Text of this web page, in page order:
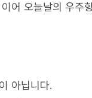
어 오늘날의 우주
아닙니다.